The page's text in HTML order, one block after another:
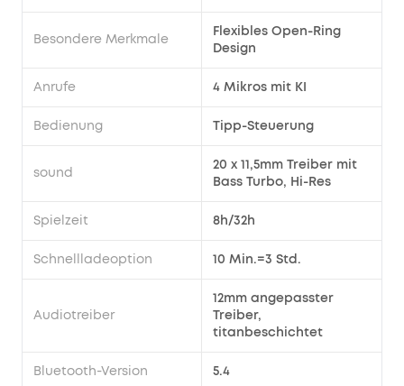
Besondere Merkmale
Flexibles Open-Ring
Design
Anrufe 4 Mikros mit KI
Bedienung Tipp-Steuerung
sound
20 x 11,5mm Treiber mit
Bass Turbo, Hi-Res
Spielzeit 8h/32h
Schnellladeoption 10 Min.=3 Std.
Audiotreiber
12mm angepasster
Treiber,
titanbeschichtet
Bluetooth-Version 5.4